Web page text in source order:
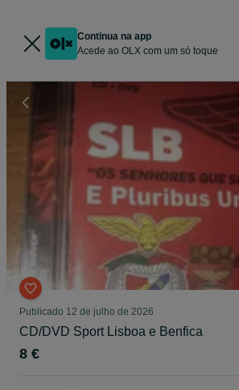
Continua na app
Acede ao OLX com um só toque
Publicado 12 de julho de 2026
CD/DVD Sport Lisboa e Benfica
8 €